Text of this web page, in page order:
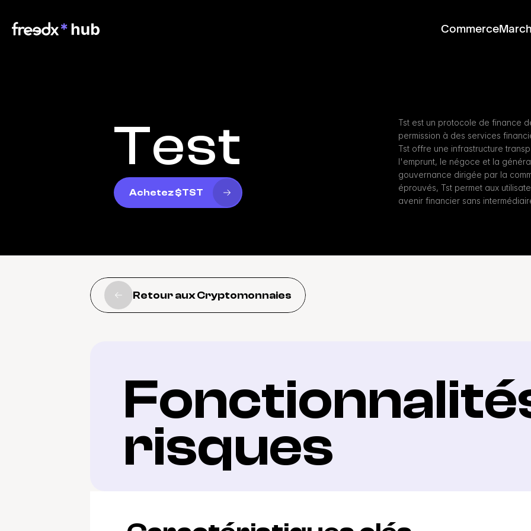
Commerce
Test
Achetez $TST
Tst est un protocole de finance
permission à des services
Tst offre une infrastructure
l'emprunt, le négoce et la
gouvernance dirigée par la
éprouvés, Tst permet aux
avenir financier sans
Retour aux Cryptomonnaies
risques